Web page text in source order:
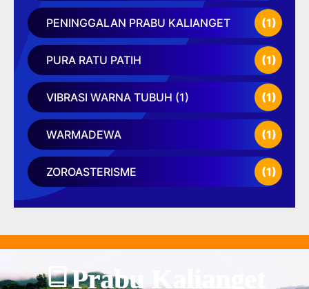
PENINGGALAN PRABU KALIANGET (1)
PURA RATU PATIH (1)
VIBRASI WARNA TUBUH (1) (1)
WARMADEWA (1)
ZOROASTERISME (1)
Prabu Kalianget